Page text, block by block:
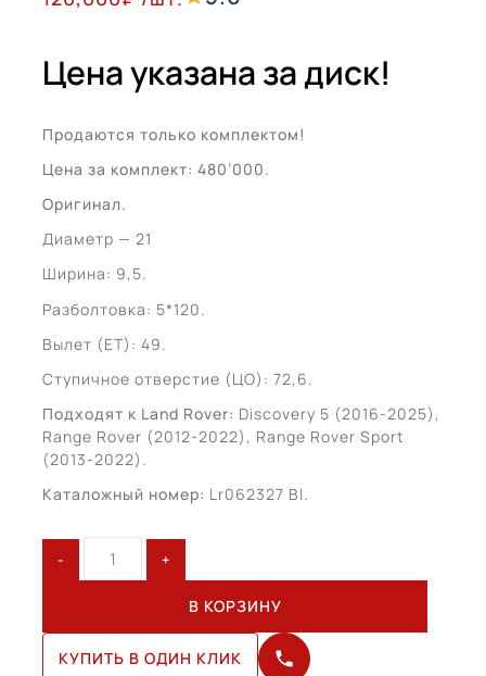
Цена указана за диск!
Продаются только комплектом!
Цена за комплект: 480’000.
Оригинал.
Диаметр — 21
Ширина: 9,5.
Разболтовка: 5*120.
Вылет (ЕТ): 49.
Ступичное отверстие (ЦО): 72,6.
Подходят к Land Rover: Discovery 5 (2016-2025),
Range Rover (2012-2022), Range Rover Sport
(2013-2022).
Каталожный номер: Lr062327 Bl.
товара
Range
Rover
В КОРЗИНУ
КУПИТЬ В ОДИН КЛИК